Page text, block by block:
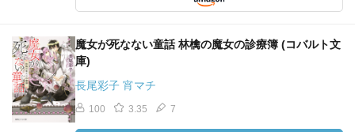
魔女が死なない童話 林檎の魔女の診療簿 (コバルト文
庫)
長尾彩子 宵マチ
100 3.35 7